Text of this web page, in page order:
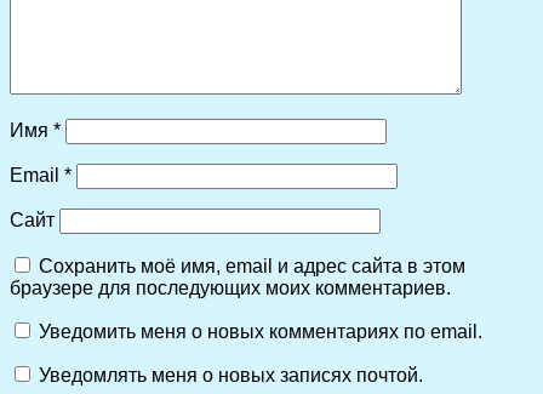
Имя *
Email *
Сайт
Сохранить моё имя, email и адрес сайта в этом
браузере для последующих моих комментариев.
Уведомить меня о новых комментариях по email.
Уведомлять меня о новых записях почтой.